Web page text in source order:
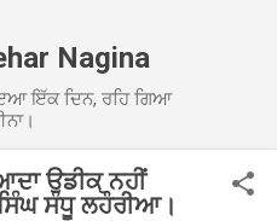
Nagina
ਇੱਕ ਦਿਨ, ਰਹਿ ਗਿਆ
ਉਡੀਕ ਨਹੀਂ
ਸੰਧੂ ਲਹੌਰੀਆ।